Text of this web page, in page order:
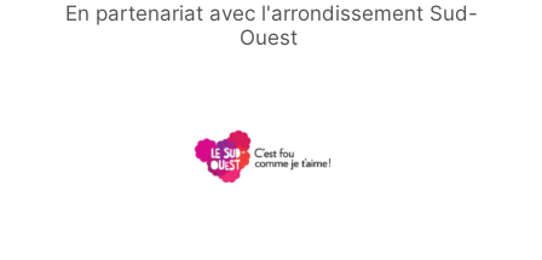
En partenariat avec l'arrondissement Sud-
Ouest